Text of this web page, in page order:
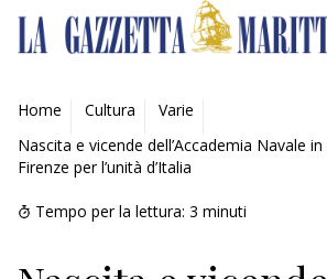
AMBIENTE
MOBILITÀ
INDUSTRIA
Home Cultura
Varie
Nascita e vicende dell’Accademia Navale
Firenze per l’unità d’Italia
Tempo per la lettura: 3 minuti